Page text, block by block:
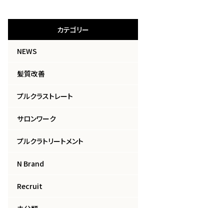
カテゴリー
NEWS
髪質改善
プルクラストレート
サロンワーク
プルクラトリートメント
N Brand
Recruit